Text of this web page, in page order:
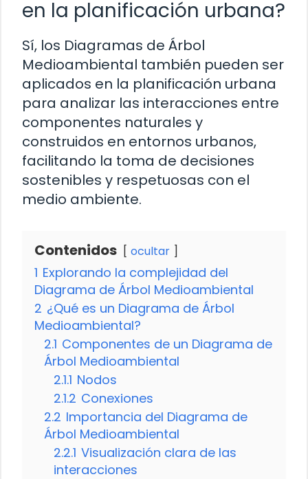
en la planificación urbana?
Sí, los Diagramas de Árbol
Medioambiental también pueden ser
aplicados en la planificación urbana
para analizar las interacciones entre
componentes naturales y
construidos en entornos urbanos,
facilitando la toma de decisiones
sostenibles y respetuosas con el
medio ambiente.
Contenidos ocultar
1 Explorando la complejidad del
Diagrama de Árbol Medioambiental
2 ¿Qué es un Diagrama de Árbol
Medioambiental?
2.1 Componentes de un Diagrama de
Árbol Medioambiental
2.1.1 Nodos
2.1.2 Conexiones
2.2 Importancia del Diagrama de
Árbol Medioambiental
2.2.1 Visualización clara de las
interacciones